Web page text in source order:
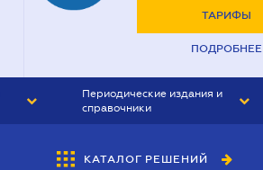
ТАРИФЫ
ПОДРОБНЕЕ
Периодические издания и
справочники
БУХГАЛТЕР&ЗАКОН
КАТАЛОГ РЕШЕНИЙ